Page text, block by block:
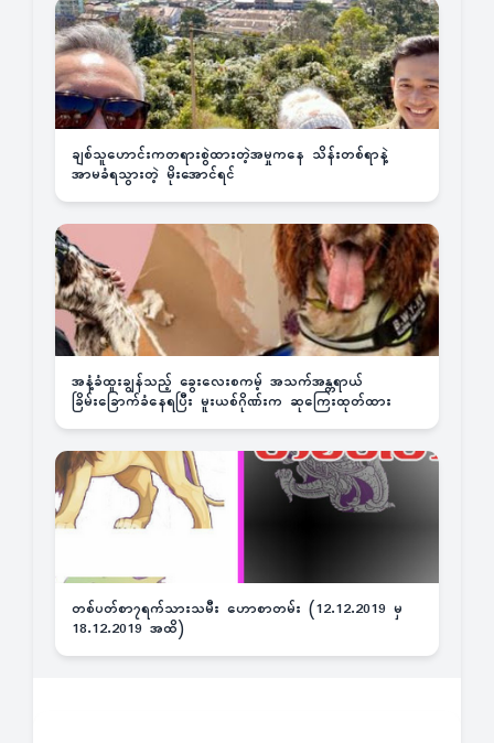
ချစ်သူဟောင်းကတရားစွဲထားတဲ့အမှုကနေ သိန်းတစ်ရာနဲ့
အာမခံရသွားတဲ့ မိုးအောင်ရင်
အနံ့ခံထူးချွန်သည့် ခွေးလေးစကမ့် အသက်အန္တရာယ်
ခြိမ်းခြောက်ခံနေရပြီး မူးယစ်ဂိုဏ်းက ဆုကြေးထုတ်ထား
တစ်ပတ်စာ၇ရက်သားသမီး ဟောစာတမ်း (12.12.2019 မှ
18.12.2019 အထိ)